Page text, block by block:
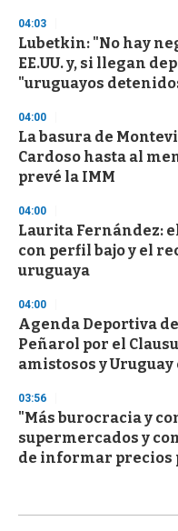
04:03
Lubetkin: "No hay
EE.UU. y, si llegan
"uruguayos
04:00
La basura de
Cardoso hasta al
prevé la IMM
04:00
Laurita Fernández:
con perfil bajo y el
uruguaya
04:00
Agenda Deportiva
Peñarol por el
amistosos y Uruguay
03:56
"Más burocracia y
supermercados y
de informar precios